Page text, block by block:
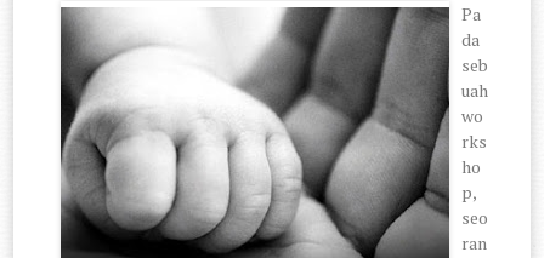
Pa
da
seb
uah
wo
rks
ho
p,
seo
ran